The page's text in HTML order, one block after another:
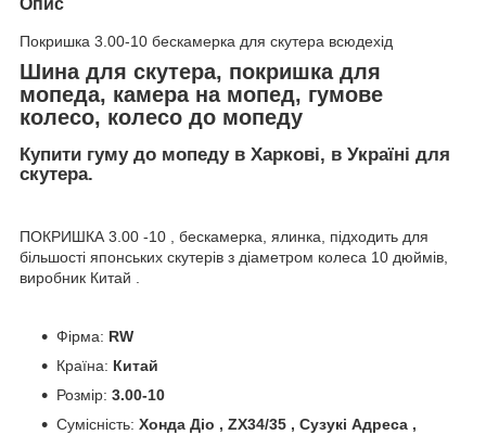
Покришка 3.00-10 бескамерка для скутера всюдехід
Шина для скутера, покришка для
мопеда, камера на мопед, гумове
колесо, колесо до мопеду
Купити гуму до мопеду в Харкові, в Україні для
скутера.
ПОКРИШКА 3.00 -10 , бескамерка, ялинка, підходить для
більшості японських скутерів з діаметром колеса 10 дюймів,
виробник Китай .
Фірма: RW
Країна: Китай
Розмір: 3.00-10
Сумісність: Хонда Діо , ZX34/35 , Сузукі Адреса ,